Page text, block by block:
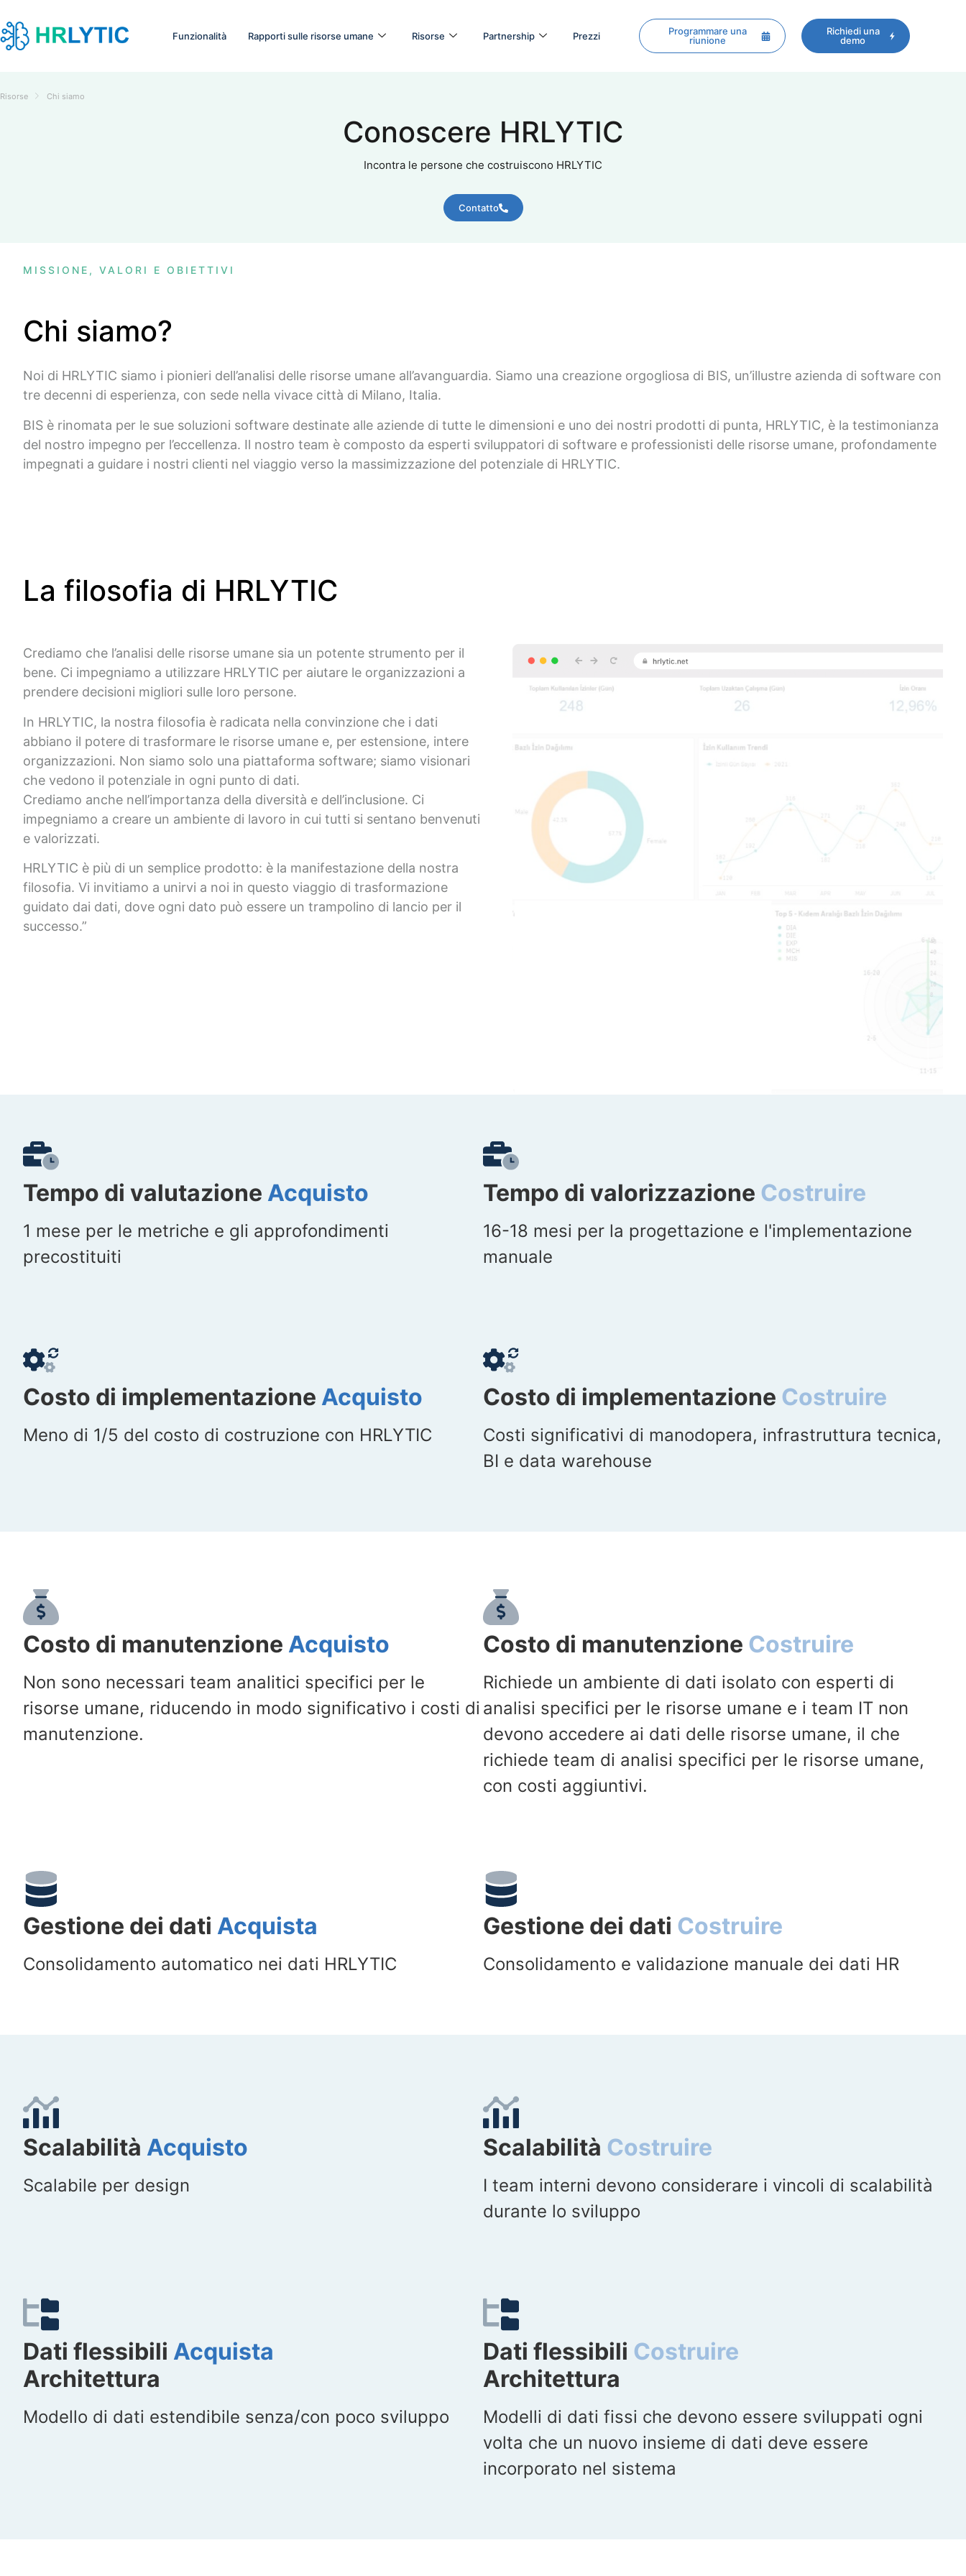
Funzionalità Rapporti sulle risorse umane Risorse Partnership Prezzi
Programmare una
riunione
Richiedi una
demo
Risorse Chi siamo
Conoscere HRLYTIC
Incontra le persone che costruiscono HRLYTIC
Contatto
MISSIONE, VALORI E OBIETTIVI
Chi siamo?
Noi di HRLYTIC siamo i pionieri dell’analisi delle risorse umane all’avanguardia. Siamo una creazione orgogliosa di BIS, un’illustre azienda di software con
tre decenni di esperienza, con sede nella vivace città di Milano, Italia.
BIS è rinomata per le sue soluzioni software destinate alle aziende di tutte le dimensioni e uno dei nostri prodotti di punta, HRLYTIC, è la testimonianza
del nostro impegno per l’eccellenza. Il nostro team è composto da esperti sviluppatori di software e professionisti delle risorse umane, profondamente
impegnati a guidare i nostri clienti nel viaggio verso la massimizzazione del potenziale di HRLYTIC.
La filosofia di HRLYTIC
Crediamo che l’analisi delle risorse umane sia un potente strumento per il
bene. Ci impegniamo a utilizzare HRLYTIC per aiutare le organizzazioni a
prendere decisioni migliori sulle loro persone.
In HRLYTIC, la nostra filosofia è radicata nella convinzione che i dati
abbiano il potere di trasformare le risorse umane e, per estensione, intere
organizzazioni. Non siamo solo una piattaforma software; siamo visionari
che vedono il potenziale in ogni punto di dati.
Crediamo anche nell’importanza della diversità e dell’inclusione. Ci
impegniamo a creare un ambiente di lavoro in cui tutti si sentano benvenuti
e valorizzati.
HRLYTIC è più di un semplice prodotto: è la manifestazione della nostra
filosofia. Vi invitiamo a unirvi a noi in questo viaggio di trasformazione
guidato dai dati, dove ogni dato può essere un trampolino di lancio per il
successo.”
Tempo di valutazione Acquisto
1 mese per le metriche e gli approfondimenti
precostituiti
Tempo di valorizzazione Costruire
16-18 mesi per la progettazione e l'implementazione
manuale
Costo di implementazione Acquisto
Meno di 1/5 del costo di costruzione con HRLYTIC
Costo di implementazione Costruire
Costi significativi di manodopera, infrastruttura tecnica,
BI e data warehouse
Costo di manutenzione Acquisto
Non sono necessari team analitici specifici per le
risorse umane, riducendo in modo significativo i costi di
manutenzione.
Costo di manutenzione Costruire
Richiede un ambiente di dati isolato con esperti di
analisi specifici per le risorse umane e i team IT non
devono accedere ai dati delle risorse umane, il che
richiede team di analisi specifici per le risorse umane,
con costi aggiuntivi.
Gestione dei dati Acquista
Consolidamento automatico nei dati HRLYTIC
Gestione dei dati Costruire
Consolidamento e validazione manuale dei dati HR
Scalabilità Acquisto
Scalabile per design
Scalabilità Costruire
I team interni devono considerare i vincoli di scalabilità
durante lo sviluppo
Dati flessibili Acquista
Architettura
Modello di dati estendibile senza/con poco sviluppo
Dati flessibili Costruire
Architettura
Modelli di dati fissi che devono essere sviluppati ogni
volta che un nuovo insieme di dati deve essere
incorporato nel sistema